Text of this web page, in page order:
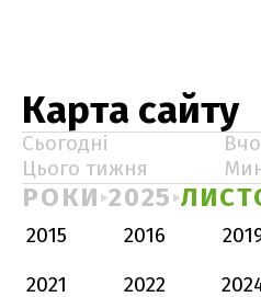
Карта сайту
Сьогодні
Цього тижня
РОКИ 2025
2015 2016
2021
2022